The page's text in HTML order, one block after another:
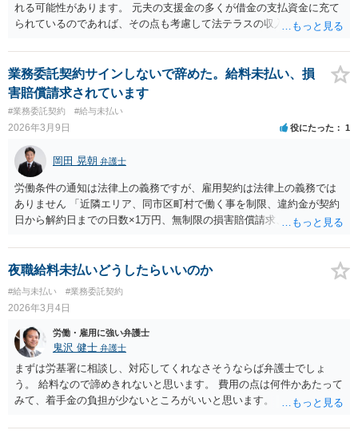
れる可能性があります。 元夫の支援金の多くが借金の支払資金に充て
られているのであれば、その点も考慮して法テラスの収入要件を判断
ないのであれば、法テラス対応可能な弁護士へ相談するか、少なくと
も法テラスべ相談を受けた方がよいと思います。 なお、万が一訴訟で
債務を負担したことになった場合は、債務整理（自己破産など）を検
討することになります。この点も併せて、専門家の意見を聴いた方が
よいと思います。
業務委託契約サインしないで辞めた。給料未払い、損
害賠償請求されています
#業務委託契約 #給与未払い
2026年3月9日 役にたった 1
岡田 晃朝 弁護士
労働条件の通知は法律上の義務ですが、雇用契約は法律上の義務では
ありません 「近隣エリア、同市区町村で働く事を制限、違約金が契約
日から解約日までの日数×1万円、無制限の損害賠償請求、特別損害賠
ノウハウが提供される業界の場合は、一般的な取り決めですね。客を
奪う目的で入社するような人もいますので。 「その後2ヶ月分の報酬
払わない」 これは違法です。 「損害賠償請求200万円報酬を差し引い
た額をすぐに振り込む事と内容証明が届いた」 これも違法です。 徹底
的に拒否して争って大丈夫です。 弁護士費用問題はありますが・・・
夜職給料未払いどうしたらいいのか
#給与未払い #業務委託契約
2026年3月4日
労働・雇用に強い弁護士
鬼沢 健士 弁護士
まずは労基署に相談し、対応してくれなさそうならば弁護士でしょ
う。 給料なので諦めきれないと思います。 費用の点は何件かあたって
みて、着手金の負担が少ないところがいいと思います。